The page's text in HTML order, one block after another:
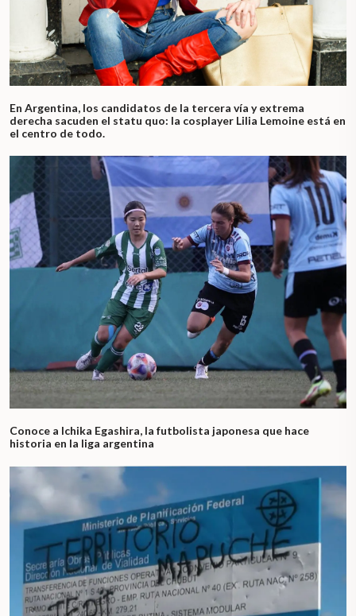
En Argentina, los candidatos de la tercera vía y extrema
derecha sacuden el statu quo: la cosplayer Lilia Lemoine está en
el centro de todo.
Conoce a Ichika Egashira, la futbolista japonesa que hace
historia en la liga argentina